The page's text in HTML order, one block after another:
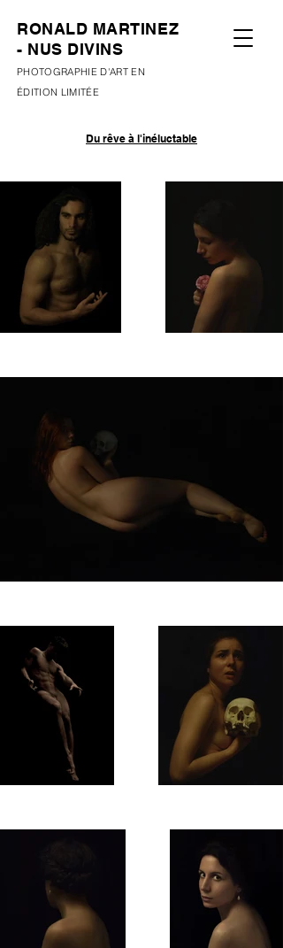
RONALD MARTINEZ
- NUS DIVINS
PHOTOGRAPHIE D'ART EN
ÉDITION LIMITÉE
Du rêve à l'inéluctable​